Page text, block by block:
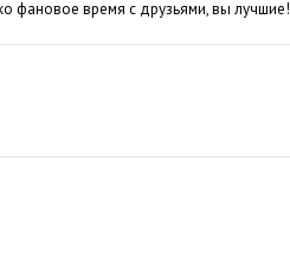
фановое время с друзьями, вы лучшие!